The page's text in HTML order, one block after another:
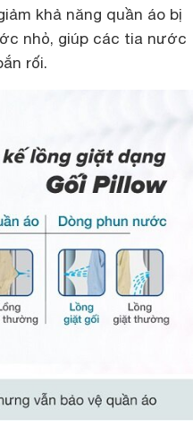
khả năng quần áo bị
nhỏ, giúp các tia nước
rối.